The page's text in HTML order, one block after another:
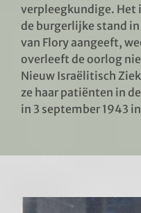
verpleegkundige. Het
de burgerlijke stand
van Flory aangeeft,
overleeft de oorlog
Nieuw Israëlitisch
ze haar patiënten in
in 3 september 1943